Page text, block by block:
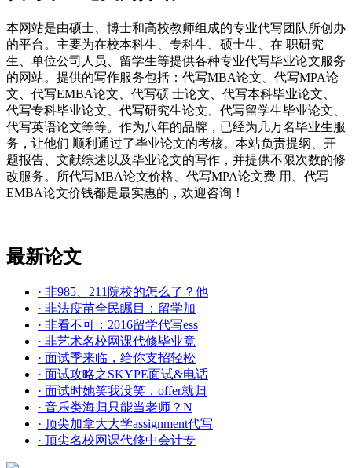
本网站是由硕士、博士和高校教师组成的专业代写团队所创办
的平台。主要为在校本科生、专科生、硕士生、在 职研究
生、单位公司人员、留学生等提供各种专业代写毕业论文服务
的网站。提供的写作服务包括：代写MBA论文、代写MPA论
文、代写EMBA论文、代写硕 士论文、代写本科毕业论文、
代写专科毕业论文、代写研究生论文、代写留学生毕业论文、
代写英语论文等等。作为八年的品牌，已经为几万名毕业生服
务，让他们 顺利通过了毕业论文的考核。本站负责提纲、开
题报告、文献综述以及毕业论文的写作，并提供不限次数的修
改服务。所代写MBA论文价格、代写MPA论文费 用、代写
EMBA论文价钱都是最实惠的，欢迎咨询！
最新论文
· 非985、211院校的怎么了？他
· 非法疫苗全民瞩目：留学加
· 非看不可：2016留学代写ess
· 非艺术名校网课代修毕业竟
· 面试季来临，给你支招轻松
· 面试攻略之SKYPE面试&电话
· 面试时她笑我没笑，offer就归
· 音乐类海归只能当老师？N
· 顶尖加拿大大学assignment代写
· 顶尖名校网课代修中会计专